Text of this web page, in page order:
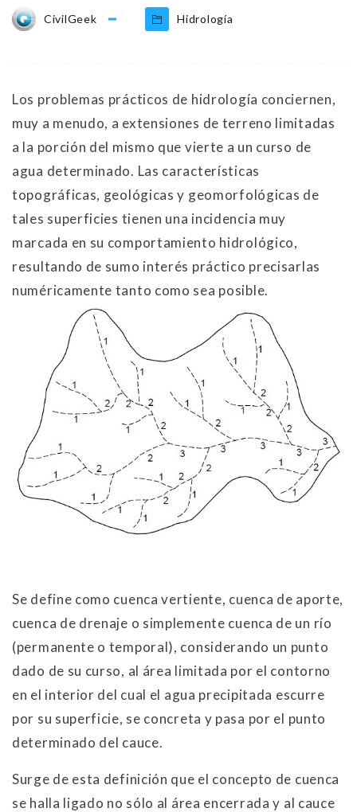
CivilGeek Hidrología
Los problemas prácticos de hidrología conciernen,
muy a menudo, a extensiones de terreno limitadas
a la porción del mismo que vierte a un curso de
agua determinado. Las características
topográficas, geológicas y geomorfológicas de
tales superficies tienen una incidencia muy
marcada en su comportamiento hidrológico,
resultando de sumo interés práctico precisarlas
numéricamente tanto como sea posible.
Se define como cuenca vertiente, cuenca de aporte,
cuenca de drenaje o simplemente cuenca de un río
(permanente o temporal), considerando un punto
dado de su curso, al área limitada por el contorno
en el interior del cual el agua precipitada escurre
por su superficie, se concreta y pasa por el punto
determinado del cauce.
Surge de esta definición que el concepto de cuenca
se halla ligado no sólo al área encerrada y al cauce